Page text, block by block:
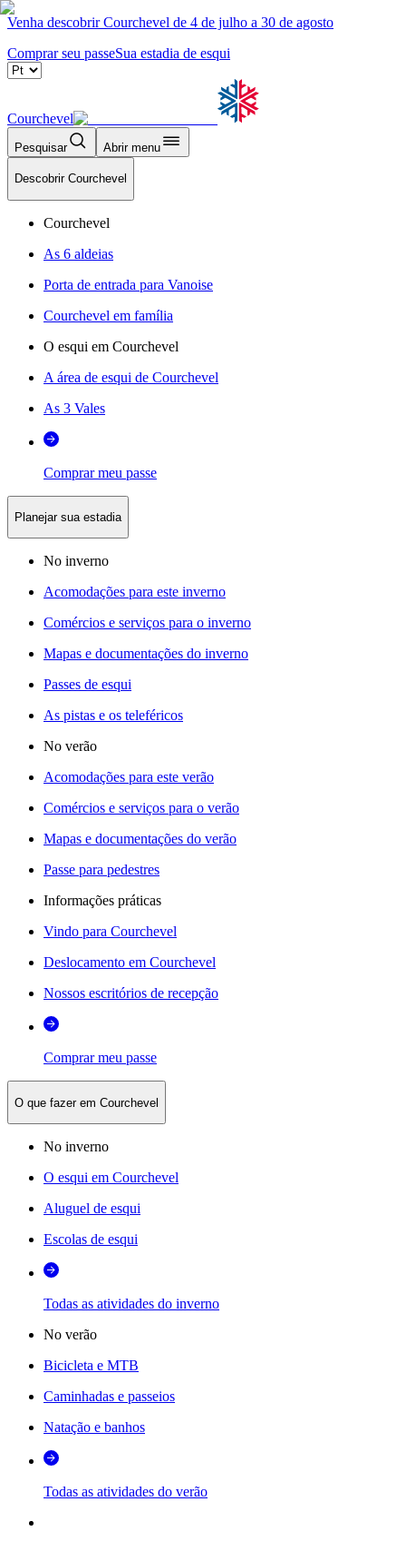
Venha descobrir Courchevel de 4 de julho a 30 de agosto
Comprar seu passeSua estadia de esqui
Courchevel
Pesquisar Abrir menu
Descobrir Courchevel
Courchevel
As 6 aldeias
Porta de entrada para Vanoise
Courchevel em família
O esqui em Courchevel
A área de esqui de Courchevel
As 3 Vales
Comprar meu passe
Planejar sua estadia
No inverno
Acomodações para este inverno
Comércios e serviços para o inverno
Mapas e documentações do inverno
Passes de esqui
As pistas e os teleféricos
No verão
Acomodações para este verão
Comércios e serviços para o verão
Mapas e documentações do verão
Passe para pedestres
Informações práticas
Vindo para Courchevel
Deslocamento em Courchevel
Nossos escritórios de recepção
Comprar meu passe
O que fazer em Courchevel
No inverno
O esqui em Courchevel
Aluguel de esqui
Escolas de esqui
Todas as atividades do inverno
No verão
Bicicleta e MTB
Caminhadas e passeios
Natação e banhos
Todas as atividades do verão